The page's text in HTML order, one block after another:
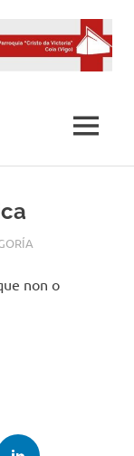
MENÚ
non o